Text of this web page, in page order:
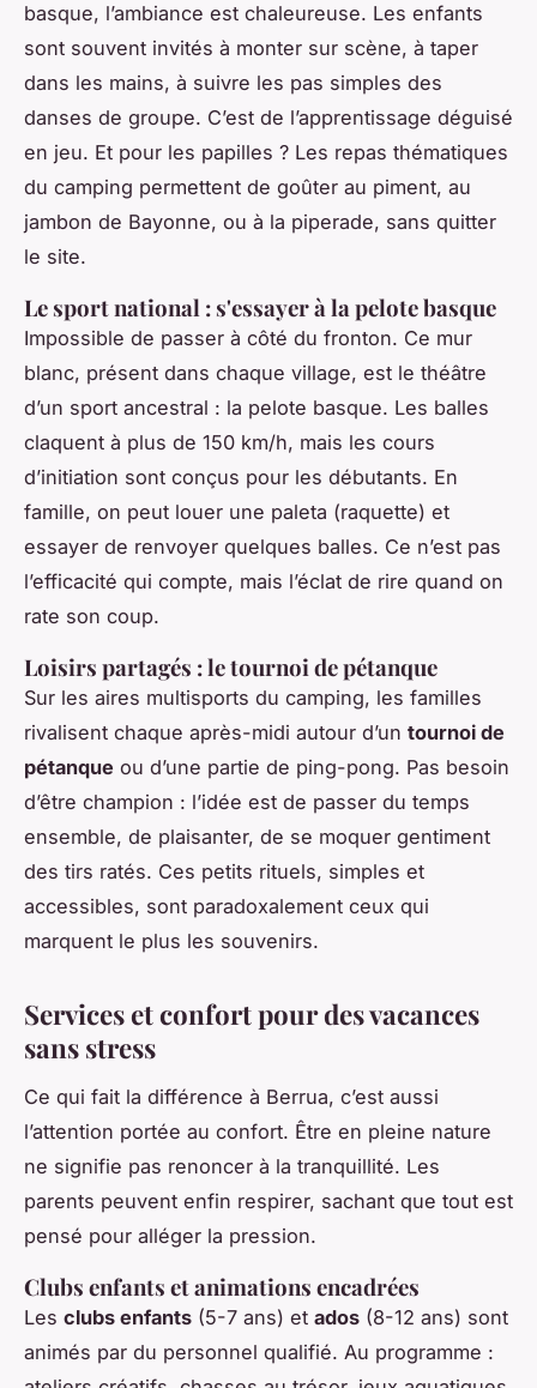
basque, l’ambiance est chaleureuse. Les enfants
sont souvent invités à monter sur scène, à taper
dans les mains, à suivre les pas simples des
danses de groupe. C’est de l’apprentissage déguisé
en jeu. Et pour les papilles ? Les repas thématiques
du camping permettent de goûter au piment, au
jambon de Bayonne, ou à la piperade, sans quitter
le site.
Le sport national : s'essayer à la pelote basque
Impossible de passer à côté du fronton. Ce mur
blanc, présent dans chaque village, est le théâtre
d’un sport ancestral : la pelote basque. Les balles
claquent à plus de 150 km/h, mais les cours
d’initiation sont conçus pour les débutants. En
famille, on peut louer une paleta (raquette) et
essayer de renvoyer quelques balles. Ce n’est pas
l’efficacité qui compte, mais l’éclat de rire quand on
rate son coup.
Loisirs partagés : le tournoi de pétanque
Sur les aires multisports du camping, les familles
rivalisent chaque après-midi autour d’un tournoi de
pétanque ou d’une partie de ping-pong. Pas besoin
d’être champion : l’idée est de passer du temps
ensemble, de plaisanter, de se moquer gentiment
des tirs ratés. Ces petits rituels, simples et
accessibles, sont paradoxalement ceux qui
marquent le plus les souvenirs.
Services et confort pour des vacances
sans stress
Ce qui fait la différence à Berrua, c’est aussi
l’attention portée au confort. Être en pleine nature
ne signifie pas renoncer à la tranquillité. Les
parents peuvent enfin respirer, sachant que tout est
pensé pour alléger la pression.
Clubs enfants et animations encadrées
Les clubs enfants (5-7 ans) et ados (8-12 ans) sont
animés par du personnel qualifié. Au programme :